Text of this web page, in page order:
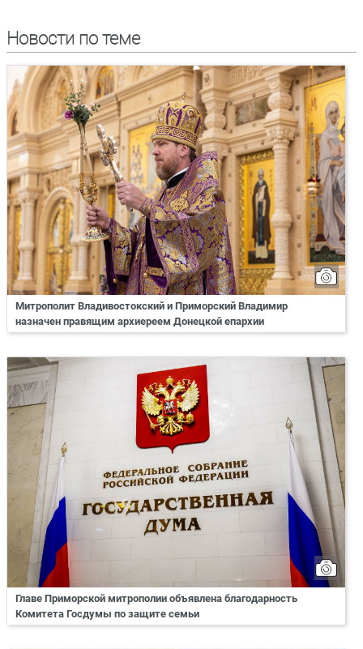
Новости по теме
Митрополит Владивостокский и Приморский Владимир
назначен правящим архиереем Донецкой епархии
Главе Приморской митрополии объявлена благодарность
Комитета Госдумы по защите семьи